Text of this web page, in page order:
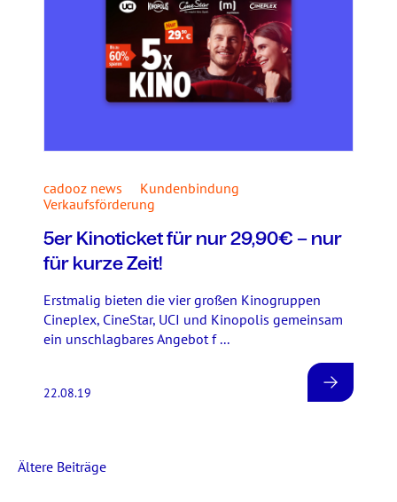
cadooz news
Kundenbindung
Verkaufsförderung
5er Kinoticket für nur 29,90€ – nur
für kurze Zeit!
Erstmalig bieten die vier großen Kinogruppen
Cineplex, CineStar, UCI und Kinopolis gemeinsam
ein unschlagbares Angebot f ...
22.08.19
Ältere Beiträge